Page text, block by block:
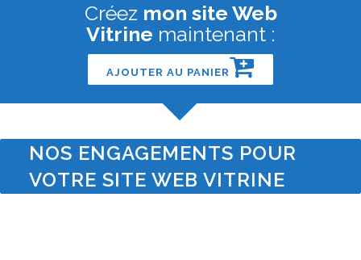
Créez mon site Web
Vitrine maintenant :
AJOUTER AU PANIER
NOS ENGAGEMENTS POUR
VOTRE SITE WEB VITRINE